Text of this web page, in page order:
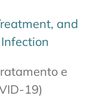
and
e
19)